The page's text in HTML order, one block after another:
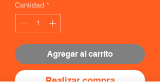
Cantidad *
Agregar al carrito
Realizar compra